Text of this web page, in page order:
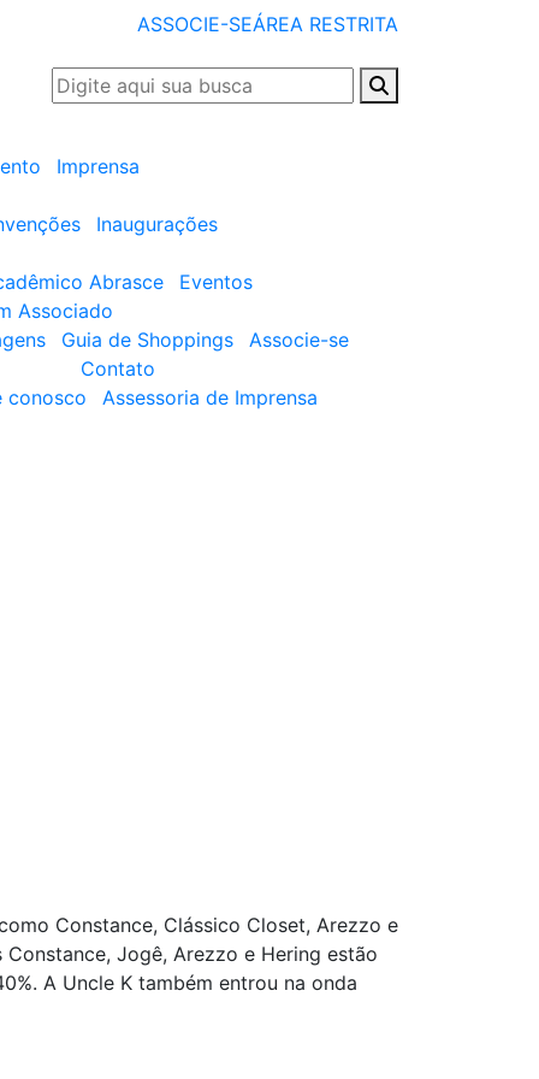
ASSOCIE-SEÁREA RESTRITA
Imprensa
Inaugurações
Abrasce
Eventos
Associado
Guia de Shoppings
Associe-se
Contato
conosco
Assessoria de Imprensa
Constance, Clássico Closet, Arezzo e
Jogê, Arezzo e Hering estão
A Uncle K também entrou na onda